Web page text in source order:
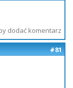
dodać komentarz
#81